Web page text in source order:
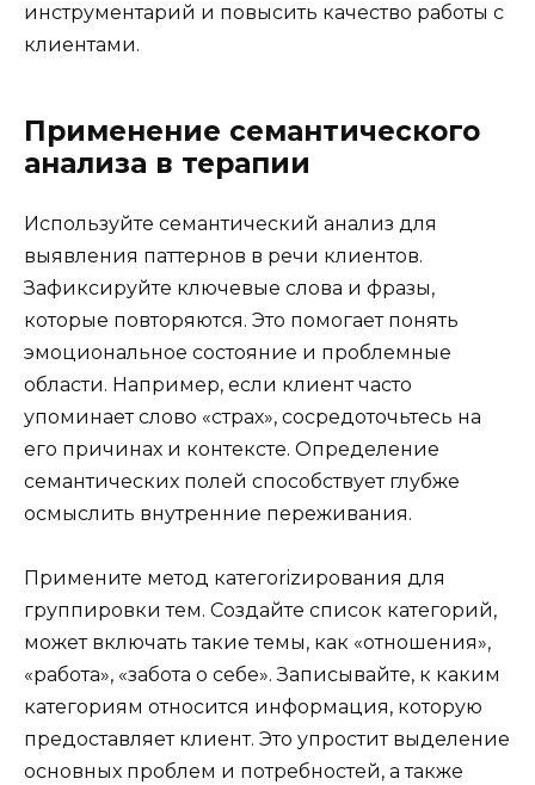
инструментарий и повысить качество работы с
клиентами.
Применение семантического
анализа в терапии
Используйте семантический анализ для
выявления паттернов в речи клиентов.
Зафиксируйте ключевые слова и фразы,
которые повторяются. Это помогает понять
эмоциональное состояние и проблемные
области. Например, если клиент часто
упоминает слово «страх», сосредоточьтесь на
его причинах и контексте. Определение
семантических полей способствует глубже
осмыслить внутренние переживания.
Примените метод категorizирования для
группировки тем. Создайте список категорий,
может включать такие темы, как «отношения»,
«работа», «забота о себе». Записывайте, к каким
категориям относится информация, которую
предоставляет клиент. Это упростит выделение
основных проблем и потребностей, а также